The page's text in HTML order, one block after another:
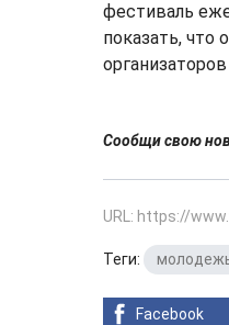
фестиваль
показать, что
Сообщи свою
URL: https://
Теги:
Facebook